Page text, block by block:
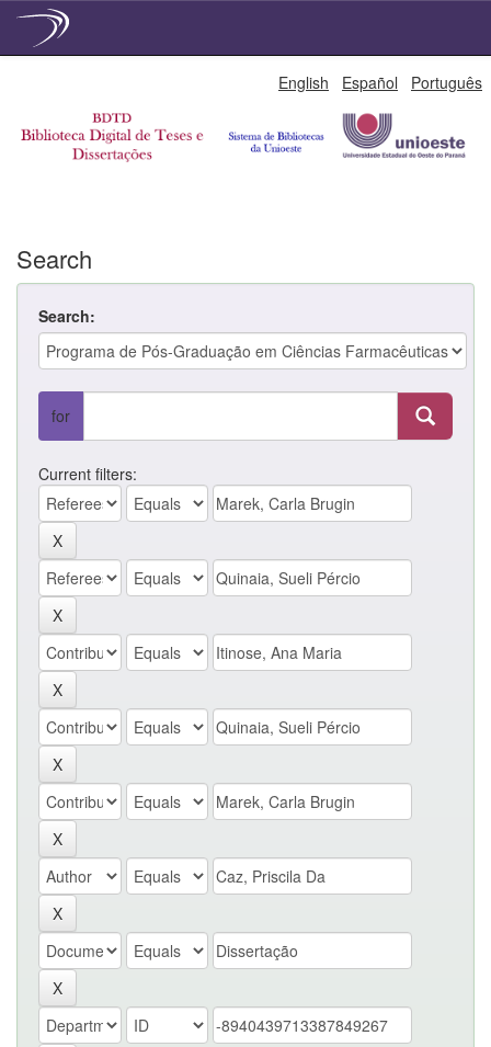
English Español Português
Search
Search:
for
Current filters: